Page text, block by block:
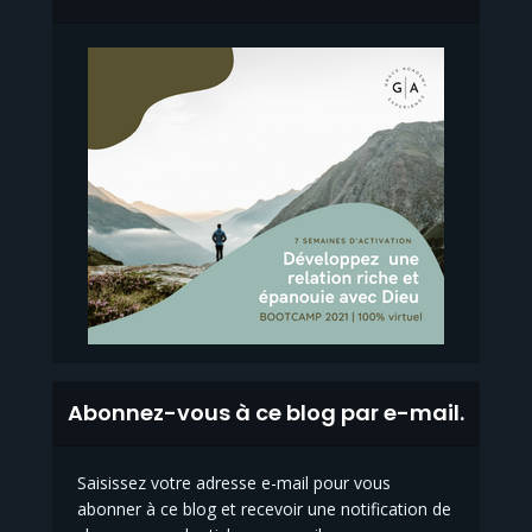
Abonnez-vous à ce blog par e-mail.
Saisissez votre adresse e-mail pour vous
abonner à ce blog et recevoir une notification de